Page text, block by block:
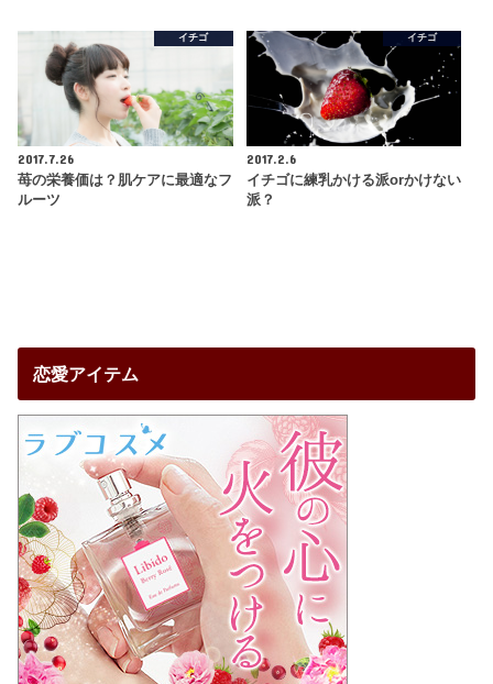
イチゴ
2017.7.26
苺の栄養価は？肌ケアに最適なフ
ルーツ
イチゴ
2017.2.6
イチゴに練乳かける派orかけない
派？
恋愛アイテム